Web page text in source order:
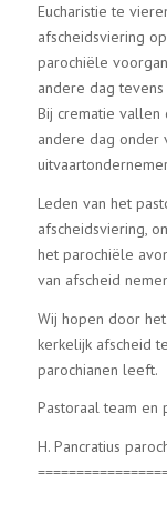
Eucharistie te
afscheidsviering
parochiële
andere dag
Bij crematie vallen
andere dag onder
Leden van het
afscheidsviering,
het parochiële
van afscheid
Wij hopen door
kerkelijk afscheid
parochianen leeft.
Pastoraal team en
H. Pancratius